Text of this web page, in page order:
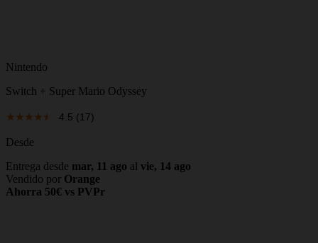
Nintendo
Switch + Super Mario Odyssey
4.5 (17)
Desde
Entrega desde mar, 11 ago al vie, 14 ago
Vendido por Orange
Ahorra 50€ vs PVPr